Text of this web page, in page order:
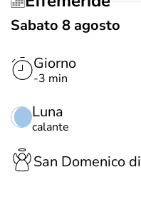
Sabato 8 agosto
Giorno
-3 min
Luna
calante
San Domenico